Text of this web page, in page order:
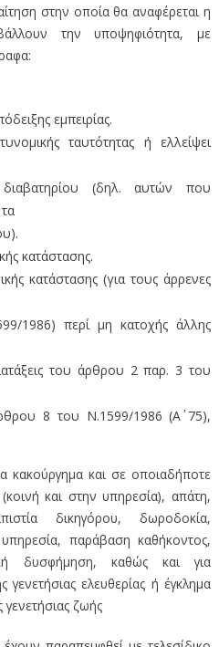
στην οποία θα αναφέρεται η
την υποψηφιότητα, με
εμπειρίας.
ταυτότητας ή ελλείψει
(δηλ. αυτών που
κατάστασης.
κατάστασης (για τους άρρενες
1986) περί μη κατοχής άλλης
του άρθρου 2 παρ. 3 του
8 του Ν.1599/1986 (Α΄ 75),
κακούργημα και σε οποιαδήποτε
και στην υπηρεσία), απάτη,
δικηγόρου, δωροδοκία,
παράβαση καθήκοντος,
δυσφήμηση, καθώς και για
ελευθερίας ή έγκλημα
γενετήσιας ζωής